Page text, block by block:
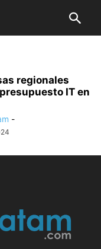
regionales
IT en
-